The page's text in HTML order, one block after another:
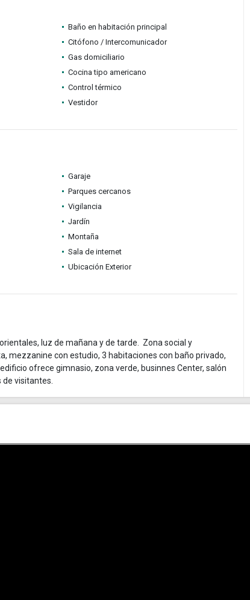
Baño en habitación principal
Citófono / Intercomunicador
Gas domiciliario
Cocina tipo americano
Control térmico
Vestidor
Garaje
Parques cercanos
Vigilancia
Jardín
Montaña
Sala de internet
Ubicación Exterior
luz de mañana y de tarde. Zona social y
mezzanine con estudio, 3 habitaciones con baño privado,
ofrece gimnasio, zona verde, businnes Center, salón
visitantes.